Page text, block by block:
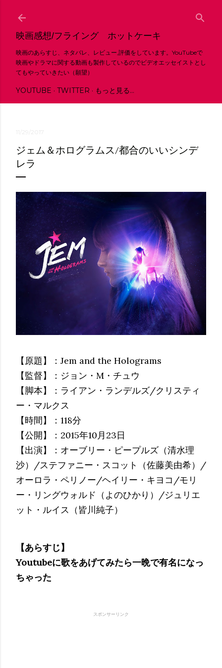
スキップしてメイン コンテンツに移動
映画感想/フライング ホットケーキ
映画のあらすじ、ネタバレ、レビュー,評価をしています。YouTubeで
映画やドラマに関する動画も製作しているのでビデオエッセイストとし
てもやっていきたい（願望）
YOUTUBE TWITTER もっと見る…
11/29/2017
ジェム＆ホログラムス/都合のいいシンデ
レラ
【原題】：Jem and the Holograms
【監督】：ジョン・M・チュウ
【脚本】：ライアン・ランデルズ/クリスティ
ー・マルクス
【時間】：118分
【公開】：2015年10月23日
【出演】：オーブリー・ピープルズ（清水理
沙）/ステファニー・スコット（佐藤美由希）/
オーロラ・ペリノー/ヘイリー・キヨコ/モリ
ー・リングウォルド（よのひかり）/ジュリエ
ット・ルイス（皆川純子）
【あらすじ】
Youtubeに歌をあげてみたら一晩で有名になっ
ちゃった
スポンサーリンク